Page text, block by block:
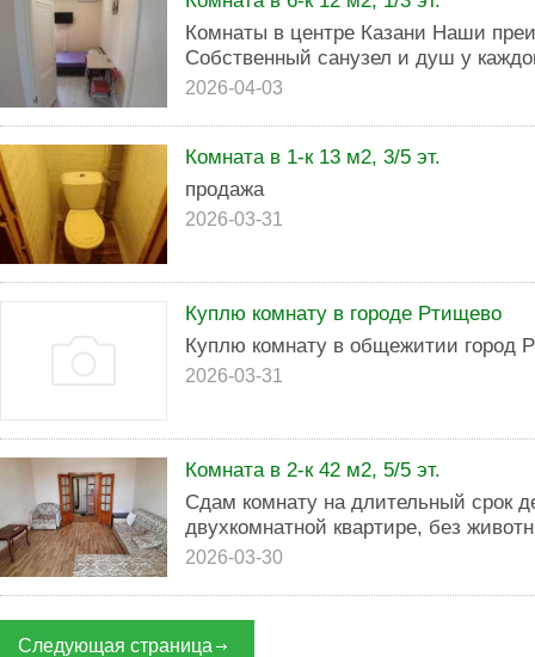
Комнаты в центре Казани Наши
Собственный санузел и душ у
2026-04-03
Комната в 1-к 13 м2, 3/5 эт.
продажа
2026-03-31
Куплю комнату в городе Ртищево
Куплю комнату в общежитии город
2026-03-31
Комната в 2-к 42 м2, 5/5 эт.
Сдам комнату на длительный срок
двухкомнатной квартире, без
2026-03-30
Следующая страница